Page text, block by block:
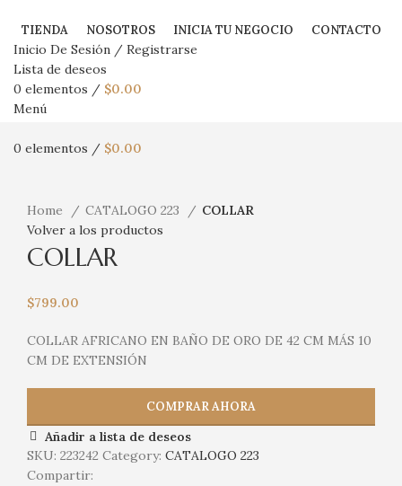
TIENDA NOSOTROS INICIA TU NEGOCIO CONTACTO
Inicio De Sesión / Registrarse
Lista de deseos
0 elementos / $0.00
Menú
0 elementos / $0.00
Home
CATALOGO 223
COLLAR
Volver a los productos
COLLAR
$799.00
COLLAR AFRICANO EN BAÑO DE ORO DE 42 CM MÁS 10
CM DE EXTENSIÓN
COMPRAR AHORA
Añadir a lista de deseos
SKU: 223242 Category: CATALOGO 223
Compartir: